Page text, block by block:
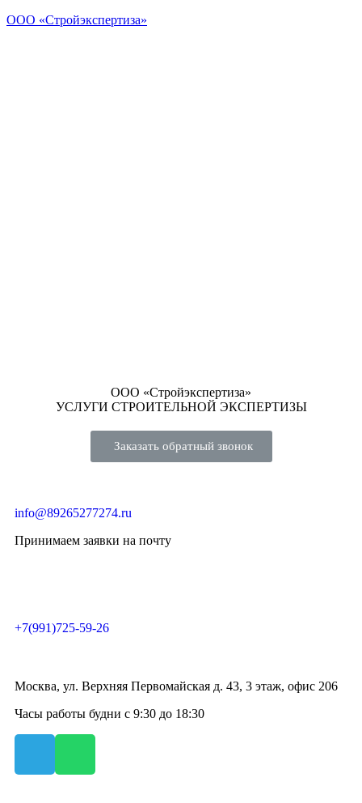
ООО «Стройэкспертиза»
ООО «Стройэкспертиза»
УСЛУГИ СТРОИТЕЛЬНОЙ ЭКСПЕРТИЗЫ
Заказать обратный звонок
info@89265277274.ru
Принимаем заявки на почту
+7(991)725-59-26
Москва, ул. Верхняя Первомайская д. 43, 3 этаж, офис 206
Часы работы будни с 9:30 до 18:30